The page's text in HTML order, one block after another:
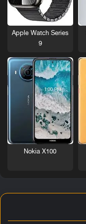
Apple Watch Series
9
Nokia X100